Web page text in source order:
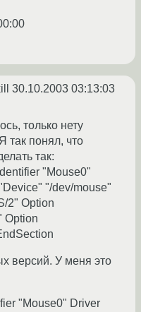
30.10.2003 03:13:03
только нету
так понял, что
так:
"Mouse0"
"/dev/mouse"
2" Option
Option
версий. У меня это
"Mouse0" Driver